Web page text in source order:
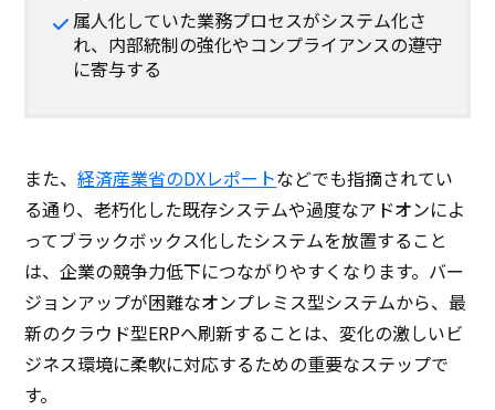
属人化していた業務プロセスがシステム化さ
れ、内部統制の強化やコンプライアンスの遵守
に寄与する
また、経済産業省のDXレポートなどでも指摘されてい
る通り、老朽化した既存システムや過度なアドオンによ
ってブラックボックス化したシステムを放置すること
は、企業の競争力低下につながりやすくなります。バー
ジョンアップが困難なオンプレミス型システムから、最
新のクラウド型ERPへ刷新することは、変化の激しいビ
ジネス環境に柔軟に対応するための重要なステップで
す。